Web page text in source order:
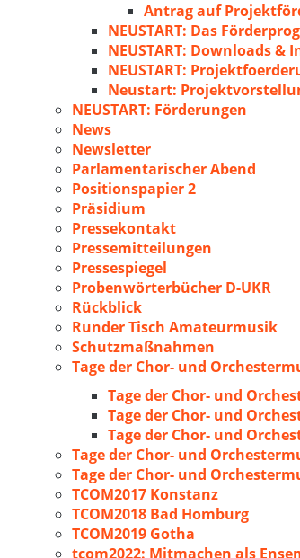
Antrag auf
NEUSTART: Das
NEUSTART: Downloads &
NEUSTART:
Neustart:
NEUSTART: Förderungen
News
Newsletter
Parlamentarischer Abend
Positionspapier 2
Präsidium
Pressekontakt
Pressemitteilungen
Pressespiegel
Probenwörterbücher D-UKR
Rückblick
Runder Tisch Amateurmusik
Schutzmaßnahmen
Tage der Chor- und
Tage der Chor- und
Tage der Chor- und
Tage der Chor- und
Tage der Chor- und
Tage der Chor- und
TCOM2017 Konstanz
TCOM2018 Bad Homburg
TCOM2019 Gotha
tcom2022: Mitmachen als